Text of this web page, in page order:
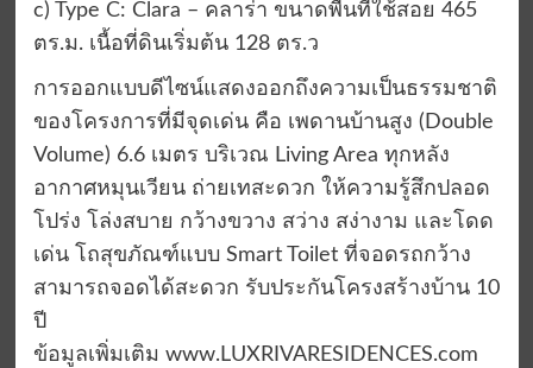
c) Type C: Clara – คลาร่า ขนาดพื้นที่ใช้สอย 465
ตร.ม. เนื้อที่ดินเริ่มต้น 128 ตร.ว
การออกแบบดีไซน์แสดงออกถึงความเป็นธรรมชาติ
ของโครงการที่มีจุดเด่น คือ เพดานบ้านสูง (Double
Volume) 6.6 เมตร บริเวณ Living Area ทุกหลัง
อากาศหมุนเวียน ถ่ายเทสะดวก ให้ความรู้สึกปลอด
โปร่ง โล่งสบาย กว้างขวาง สว่าง สง่างาม และโดด
เด่น โถสุขภัณฑ์แบบ Smart Toilet ที่จอดรถกว้าง
สามารถจอดได้สะดวก รับประกันโครงสร้างบ้าน 10
ปี
ข้อมูลเพิ่มเติม www.LUXRIVARESIDENCES.com